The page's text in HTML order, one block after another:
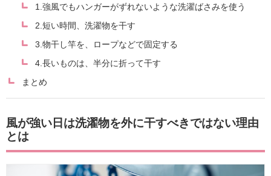
1.強風でもハンガーがずれないような洗濯ばさみを使う
2.短い時間、洗濯物を干す
3.物干し竿を、ロープなどで固定する
4.長いものは、半分に折って干す
まとめ
風が強い日は洗濯物を外に干すべきではない理由
とは